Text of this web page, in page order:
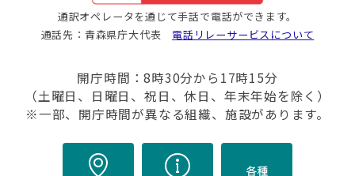
通訳オペレータを通じて手話で電話ができます。
通話先：青森県庁大代表 電話リレーサービスについて
開庁時間：8時30分から17時15分
（土曜日、日曜日、祝日、休日、年末年始を除く）
※一部、開庁時間が異なる組織、施設があります。